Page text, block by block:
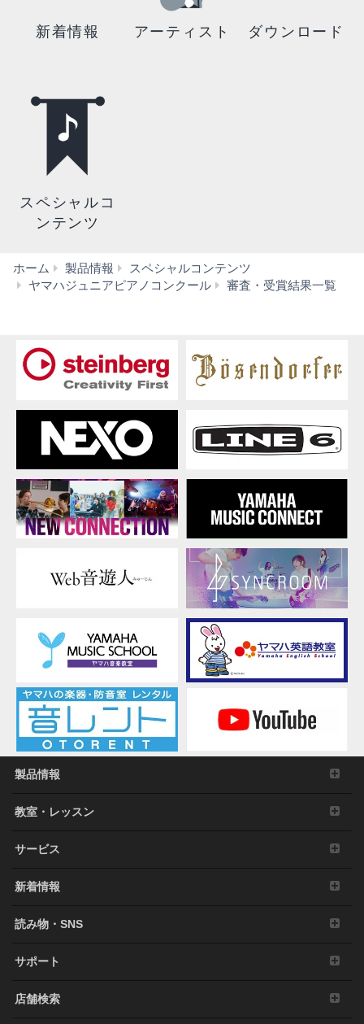
新着情報 アーティスト ダウンロード
スペシャルコ
ンテンツ
ホーム 製品情報
スペシャルコンテンツ
ヤマハジュニアピアノコンクール
審査・受賞結果一覧
受
タ
製品情報
教室・レッスン
サービス
新着情報
読み物・SNS
サポート
店舗検索